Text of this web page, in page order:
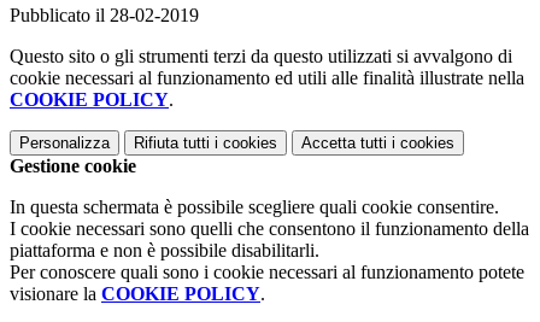
Pubblicato il 28-02-2019
Questo sito o gli strumenti terzi da questo utilizzati si avvalgono di
cookie necessari al funzionamento ed utili alle finalità illustrate nella
COOKIE POLICY.
Personalizza Rifiuta tutti i cookies Accetta tutti i cookies
Gestione cookie
In questa schermata è possibile scegliere quali cookie consentire.
I cookie necessari sono quelli che consentono il funzionamento della
piattaforma e non è possibile disabilitarli.
Per conoscere quali sono i cookie necessari al funzionamento potete
visionare la COOKIE POLICY.